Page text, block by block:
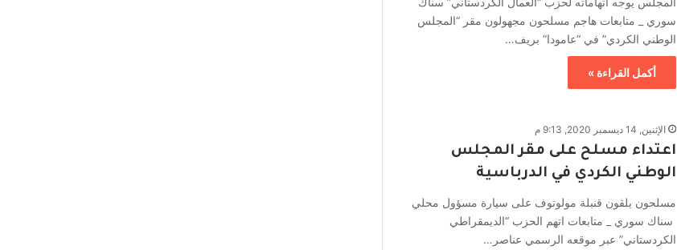
سوري _ متابعات هاجم مسلحون مجهولون مقر “المجلس
الوطني الكردي” في “عامودا” بريف…
أكمل القراءة »
الإثنين, 14 ديسمبر 2020, 9:13 م
اعتداء مسلح على مقر المجلس
الوطني الكردي في الدرباسية
مسلحون يلقون قنبلة مولوتوف على سيارة مسؤول محلي
سناك سوري _ متابعات اتهم الحزب “الديمقراطي
الكردستاني” عبر موقعه الرسمي عناصر…